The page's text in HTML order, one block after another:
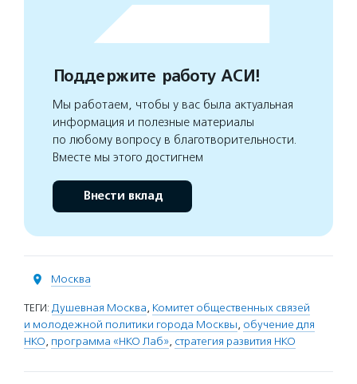
Поддержите работу АСИ!
Мы работаем, чтобы у вас была актуальная
информация и полезные материалы
по любому вопросу в благотворительности.
Вместе мы этого достигнем
Внести вклад
Москва
ТЕГИ: Душевная Москва, Комитет общественных связей
и молодежной политики города Москвы, обучение для
НКО, программа «НКО Лаб», стратегия развития НКО